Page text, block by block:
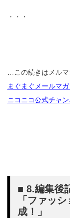
・・・
…この続きはメルマ
まぐまぐメールマ
ニコニコ公式チャ
■ 8.編集後
「ファッ
成！」